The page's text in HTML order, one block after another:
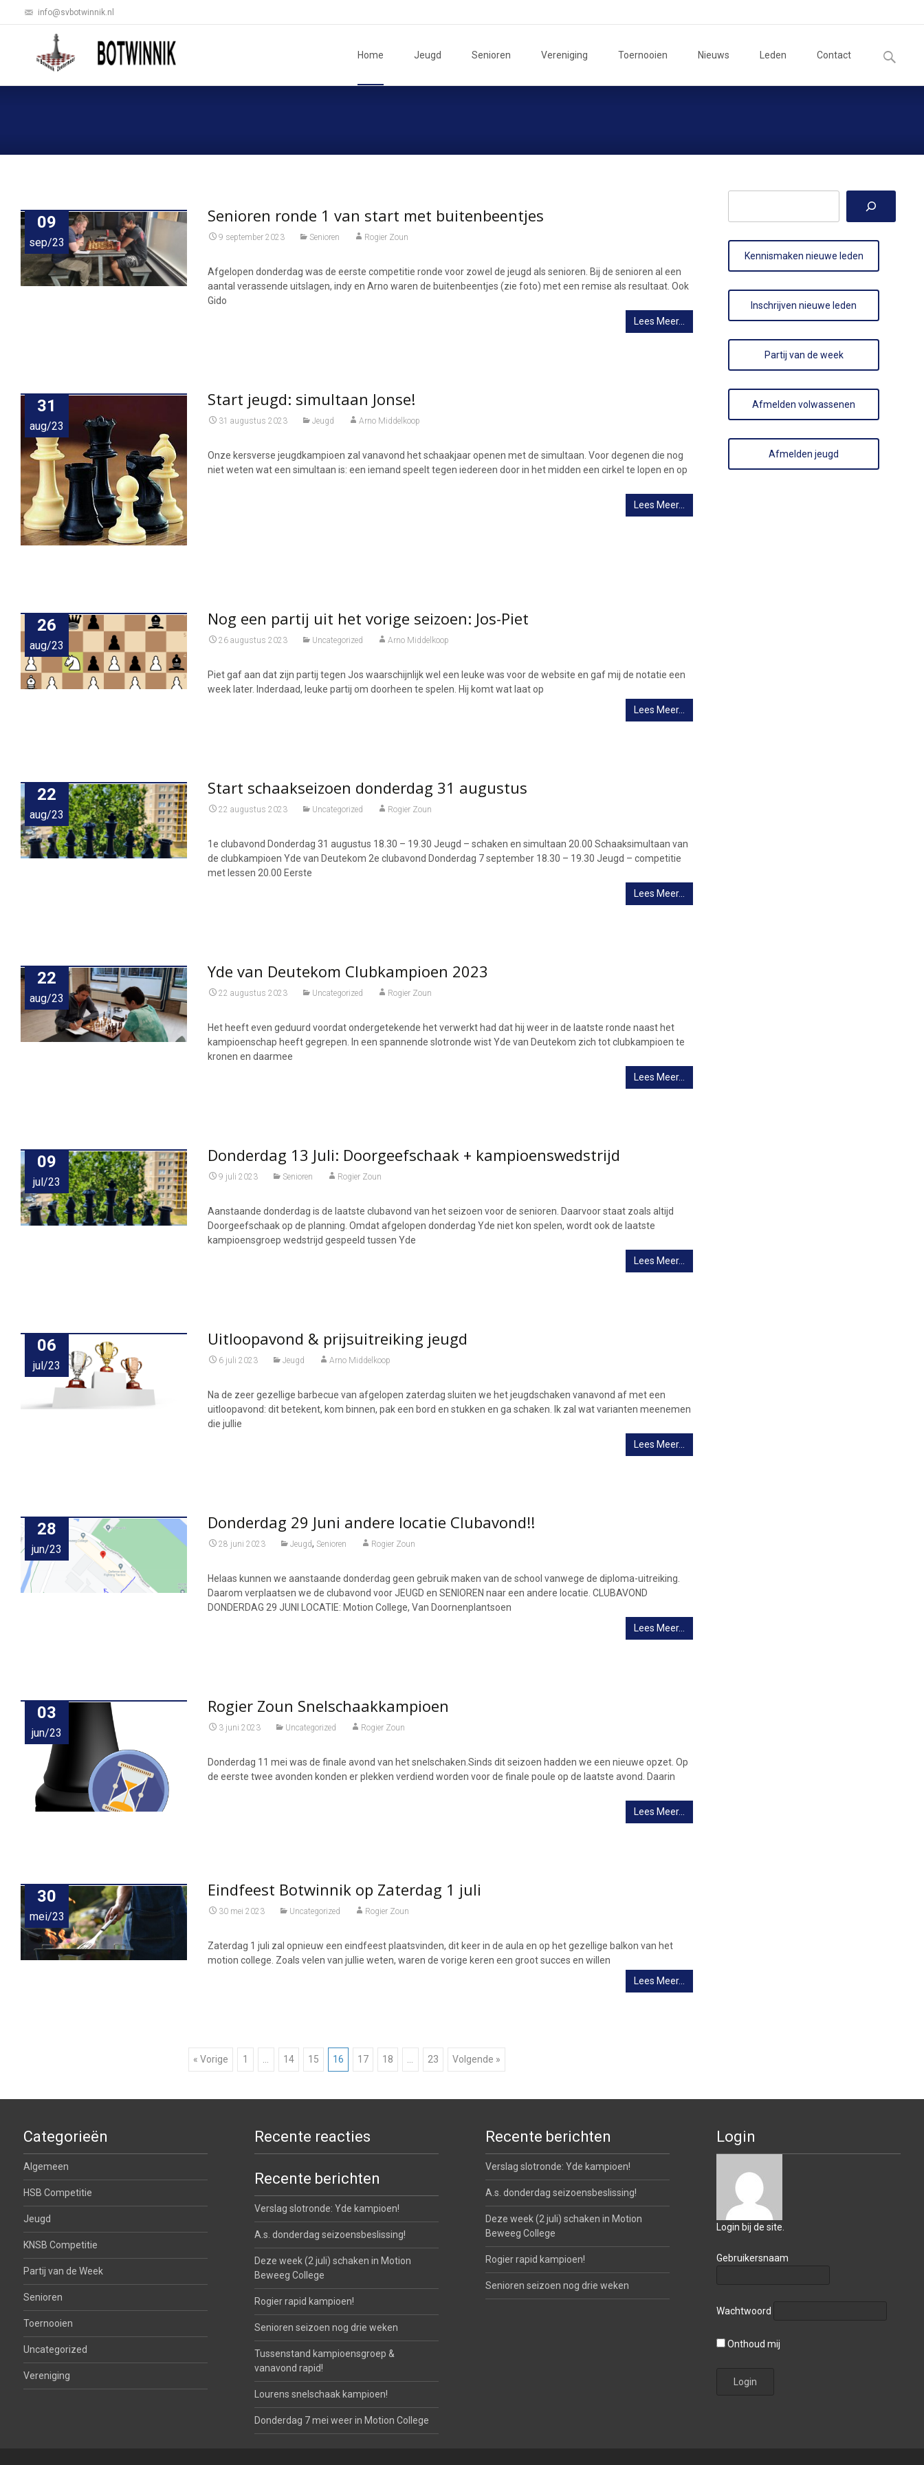
info@svbotwinnik.nl
naar
inhoud
Home Jeugd Senioren Vereniging Toernooien Nieuws Leden Contact
Zoeken
naar:
09
sep/23
Senioren ronde 1 van start met buitenbeentjes
9 september 2023 Senioren Rogier Zoun
Afgelopen donderdag was de eerste competitie ronde voor zowel de jeugd als senioren. Bij de senioren al een
aantal verassende uitslagen, indy en Arno waren de buitenbeentjes (zie foto) met een remise als resultaat. Ook
Gido
Lees Meer…
31
aug/23
Start jeugd: simultaan Jonse!
31 augustus 2023 Jeugd Arno Middelkoop
Onze kersverse jeugdkampioen zal vanavond het schaakjaar openen met de simultaan. Voor degenen die nog
niet weten wat een simultaan is: een iemand speelt tegen iedereen door in het midden een cirkel te lopen en op
Lees Meer…
26
aug/23
Nog een partij uit het vorige seizoen: Jos-Piet
26 augustus 2023 Uncategorized Arno Middelkoop
Piet gaf aan dat zijn partij tegen Jos waarschijnlijk wel een leuke was voor de website en gaf mij de notatie een
week later. Inderdaad, leuke partij om doorheen te spelen. Hij komt wat laat op
Lees Meer…
22
aug/23
Start schaakseizoen donderdag 31 augustus
22 augustus 2023 Uncategorized Rogier Zoun
1e clubavond Donderdag 31 augustus 18.30 – 19.30 Jeugd – schaken en simultaan 20.00 Schaaksimultaan van
de clubkampioen Yde van Deutekom 2e clubavond Donderdag 7 september 18.30 – 19.30 Jeugd – competitie
met lessen 20.00 Eerste
Lees Meer…
22
aug/23
Yde van Deutekom Clubkampioen 2023
22 augustus 2023 Uncategorized Rogier Zoun
Het heeft even geduurd voordat ondergetekende het verwerkt had dat hij weer in de laatste ronde naast het
kampioenschap heeft gegrepen. In een spannende slotronde wist Yde van Deutekom zich tot clubkampioen te
kronen en daarmee
Lees Meer…
09
jul/23
Donderdag 13 Juli: Doorgeefschaak + kampioenswedstrijd
9 juli 2023 Senioren Rogier Zoun
Aanstaande donderdag is de laatste clubavond van het seizoen voor de senioren. Daarvoor staat zoals altijd
Doorgeefschaak op de planning. Omdat afgelopen donderdag Yde niet kon spelen, wordt ook de laatste
kampioensgroep wedstrijd gespeeld tussen Yde
Lees Meer…
06
jul/23
Uitloopavond & prijsuitreiking jeugd
6 juli 2023 Jeugd Arno Middelkoop
Na de zeer gezellige barbecue van afgelopen zaterdag sluiten we het jeugdschaken vanavond af met een
uitloopavond: dit betekent, kom binnen, pak een bord en stukken en ga schaken. Ik zal wat varianten meenemen
die jullie
Lees Meer…
28
jun/23
Donderdag 29 Juni andere locatie Clubavond!!
28 juni 2023 Jeugd, Senioren Rogier Zoun
Helaas kunnen we aanstaande donderdag geen gebruik maken van de school vanwege de diploma-uitreiking.
Daarom verplaatsen we de clubavond voor JEUGD en SENIOREN naar een andere locatie. CLUBAVOND
DONDERDAG 29 JUNI LOCATIE: Motion College, Van Doornenplantsoen
Lees Meer…
03
jun/23
Rogier Zoun Snelschaakkampioen
3 juni 2023 Uncategorized Rogier Zoun
Donderdag 11 mei was de finale avond van het snelschaken.Sinds dit seizoen hadden we een nieuwe opzet. Op
de eerste twee avonden konden er plekken verdiend worden voor de finale poule op de laatste avond. Daarin
Lees Meer…
30
mei/23
Eindfeest Botwinnik op Zaterdag 1 juli
30 mei 2023 Uncategorized Rogier Zoun
Zaterdag 1 juli zal opnieuw een eindfeest plaatsvinden, dit keer in de aula en op het gezellige balkon van het
motion college. Zoals velen van jullie weten, waren de vorige keren een groot succes en willen
Lees Meer…
Berichtnavigatie
« Vorige 1 14 15 16 17 18 23 Volgende »
Kennismaken nieuwe leden
Inschrijven nieuwe leden
Partij van de week
Afmelden volwassenen
Afmelden jeugd
Categorieën
Algemeen
HSB Competitie
Jeugd
KNSB Competitie
Partij van de Week
Senioren
Toernooien
Uncategorized
Vereniging
Recente reacties Recente berichten
Verslag slotronde: Yde kampioen!
A.s. donderdag seizoensbeslissing!
Deze week (2 juli) schaken in Motion
Beweeg College
Rogier rapid kampioen!
Senioren seizoen nog drie weken
Login
Login bij de site.
Gebruikersnaam
Wachtwoord
Onthoud mij
Recente berichten
Verslag slotronde: Yde kampioen!
A.s. donderdag seizoensbeslissing!
Deze week (2 juli) schaken in Motion
Beweeg College
Rogier rapid kampioen!
Senioren seizoen nog drie weken
Tussenstand kampioensgroep &
vanavond rapid!
Lourens snelschaak kampioen!
Donderdag 7 mei weer in Motion College